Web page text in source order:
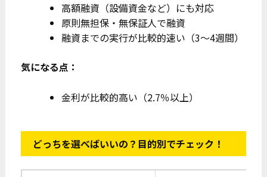
高額融資（設備資金など）にも対応
原則無担保・無保証人で融資
融資までの実行が比較的速い（3～4週間）
気になる点：
金利が比較的高い（2.7％以上）
どっちを選べばいいの？目的別でチェック！